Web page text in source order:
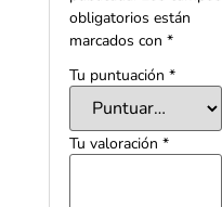
obligatorios están
marcados con *
Tu puntuación *
Tu valoración *